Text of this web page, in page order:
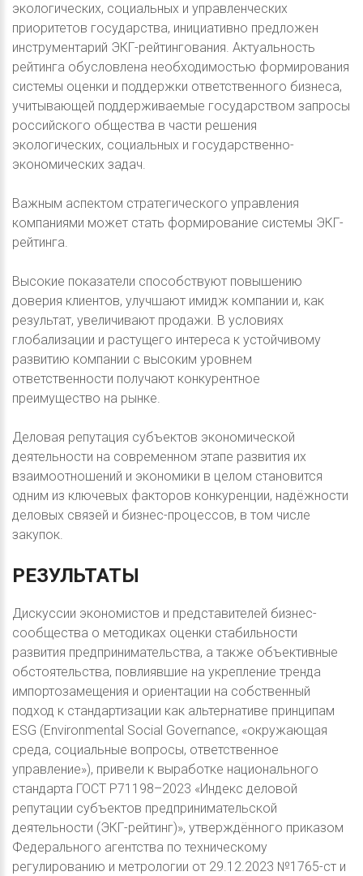
экологических, социальных и управленческих
приоритетов государства, инициативно предложен
инструментарий ЭКГ-рейтингования. Актуальность
рейтинга обусловлена необходимостью формирования
системы оценки и поддержки ответственного бизнеса,
учитывающей поддерживаемые государством запросы
российского общества в части решения
экологических, социальных и государственно-
экономических задач.
Важным аспектом стратегического управления
компаниями может стать формирование системы ЭКГ-
рейтинга.
Высокие показатели способствуют повышению
доверия клиентов, улучшают имидж компании и, как
результат, увеличивают продажи. В условиях
глобализации и растущего интереса к устойчивому
развитию компании с высоким уровнем
ответственности получают конкурентное
преимущество на рынке.
Деловая репутация субъектов экономической
деятельности на современном этапе развития их
взаимоотношений и экономики в целом становится
одним из ключевых факторов конкуренции, надёжности
деловых связей и бизнес-процессов, в том числе
закупок.
РЕЗУЛЬТАТЫ
Дискуссии экономистов и представителей бизнес-
сообщества о методиках оценки стабильности
развития предпринимательства, а также объективные
обстоятельства, повлиявшие на укрепление тренда
импортозамещения и ориентации на собственный
подход к стандартизации как альтернативе принципам
ESG (Environmental Social Governance, «окружающая
среда, социальные вопросы, ответственное
управление»), привели к выработке национального
стандарта ГОСТ Р71198–2023 «Индекс деловой
репутации субъектов предпринимательской
деятельности (ЭКГ-рейтинг)», утверждённого приказом
Федерального агентства по техническому
регулированию и метрологии от 29.12.2023 №1765-ст и